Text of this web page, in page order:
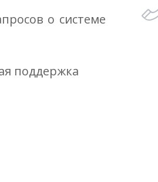
о системе
поддержка